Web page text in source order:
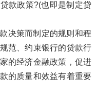
款政策?(也即是制定贷
决策而制定的规则和程
范、约束银行的贷款行
的经济金融政策，促进
的质量和效益有着重要